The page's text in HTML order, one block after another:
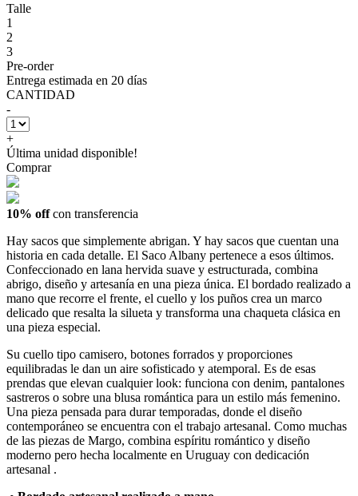
Talle
1
2
3
Pre-order
Entrega estimada en 20 días
CANTIDAD
-
+
Última unidad disponible!
Comprar
10% offcon transferencia
Hay sacos que simplemente abrigan. Y hay sacos que cuentan una
historia en cada detalle. El Saco Albany pertenece a esos últimos.
Confeccionado en lana hervida suave y estructurada, combina
abrigo, diseño y artesanía en una pieza única. El bordado realizado a
mano que recorre el frente, el cuello y los puños crea un marco
delicado que resalta la silueta y transforma una chaqueta clásica en
una pieza especial.
Su cuello tipo camisero, botones forrados y proporciones
equilibradas le dan un aire sofisticado y atemporal. Es de esas
prendas que elevan cualquier look: funciona con denim, pantalones
sastreros o sobre una blusa romántica para un estilo más femenino.
Una pieza pensada para durar temporadas, donde el diseño
contemporáneo se encuentra con el trabajo artesanal. Como muchas
de las piezas de Margo, combina espíritu romántico y diseño
moderno pero hecha localmente en Uruguay con dedicación
artesanal .